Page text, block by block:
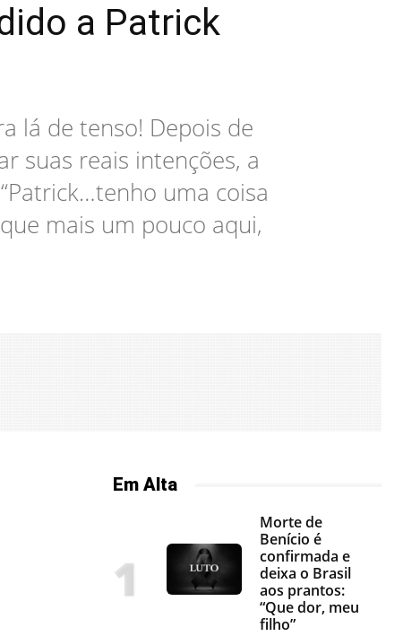
a Patrick
lá de tenso! Depois de
suas reais intenções, a
uma coisa
mais um pouco aqui,
Em Alta
Morte de
Benício é
confirmada e
deixa o Brasil
aos prantos:
“Que dor, meu
filho”